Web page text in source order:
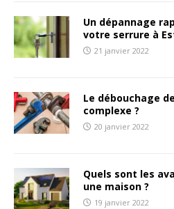
Un dépannage
votre serrure à
21 janvier 2022
Le débouchage
complexe ?
20 janvier 2022
Quels sont les
une maison ?
19 janvier 2022